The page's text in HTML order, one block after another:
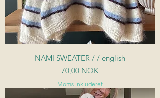
NAMI SWEATER / / english
Pris
70,00 NOK
Moms Inkluderet